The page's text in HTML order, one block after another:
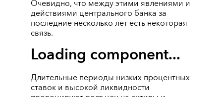
Очевидно, что между этими явлениями и
действиями центрального банка за
последние несколько лет есть некоторая
связь.
Loading component...
Длительные периоды низких процентных
ставок и высокой ликвидности